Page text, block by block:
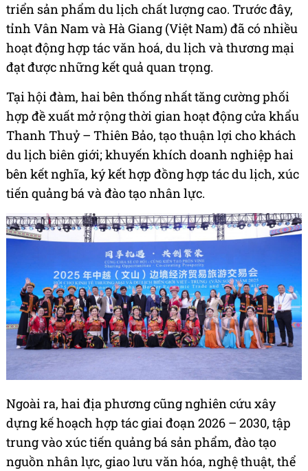
triển sản phẩm du lịch chất lượng cao. Trước đây,
tỉnh Vân Nam và Hà Giang (Việt Nam) đã có nhiều
hoạt động hợp tác văn hoá, du lịch và thương mại
đạt được những kết quả quan trọng.
Tại hội đàm, hai bên thống nhất tăng cường phối
hợp đề xuất mở rộng thời gian hoạt động cửa khẩu
Thanh Thuỷ – Thiên Bảo, tạo thuận lợi cho khách
du lịch biên giới; khuyến khích doanh nghiệp hai
bên kết nghĩa, ký kết hợp đồng hợp tác du lịch, xúc
tiến quảng bá và đào tạo nhân lực.
Ngoài ra, hai địa phương cũng nghiên cứu xây
dựng kế hoạch hợp tác giai đoạn 2026 – 2030, tập
trung vào xúc tiến quảng bá sản phẩm, đào tạo
nguồn nhân lực, giao lưu văn hóa, nghệ thuật, thể